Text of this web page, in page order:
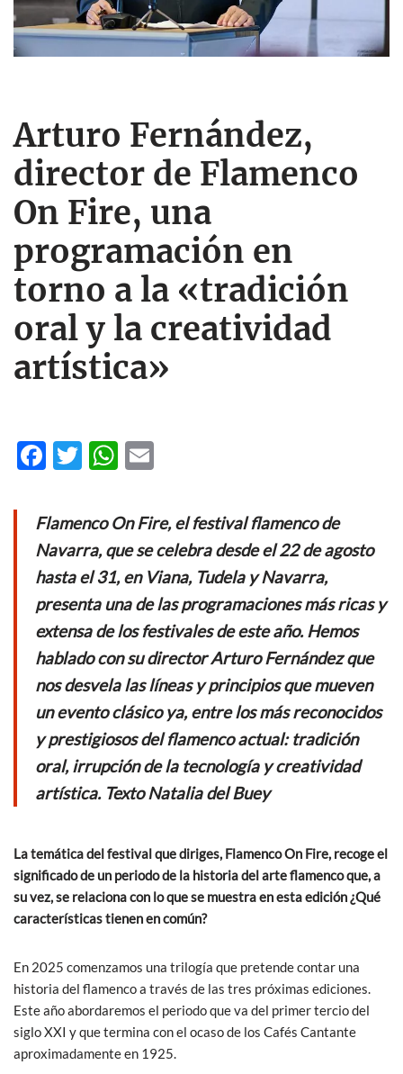
Arturo Fernández,
director de Flamenco
On Fire, una
programación en
torno a la «tradición
oral y la creatividad
artística»
F
e
b
o
o
k
T
itt
er
W
at
s
A
p
p
ail
Flamenco On Fire, el festival flamenco de
Navarra, que se celebra desde el 22 de agosto
hasta el 31, en Viana, Tudela y Navarra,
presenta una de las programaciones más ricas y
extensa de los festivales de este año. Hemos
hablado con su director Arturo Fernández que
nos desvela las líneas y principios que mueven
un evento clásico ya, entre los más reconocidos
y prestigiosos del flamenco actual: tradición
oral, irrupción de la tecnología y creatividad
artística. Texto Natalia del Buey
La temática del festival que diriges, Flamenco On Fire, recoge el
significado de un periodo de la historia del arte flamenco que, a
su vez, se relaciona con lo que se muestra en esta edición ¿Qué
características tienen en común?
En 2025 comenzamos una trilogía que pretende contar una
historia del flamenco a través de las tres próximas ediciones.
Este año abordaremos el periodo que va del primer tercio del
siglo XXI y que termina con el ocaso de los Cafés Cantante
aproximadamente en 1925.